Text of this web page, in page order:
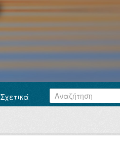
Σχετικά